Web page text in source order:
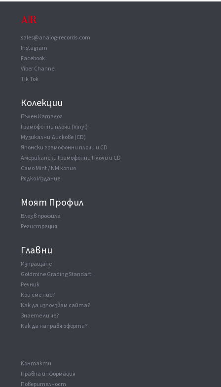
sales@analog-records.com
Instagram
Facebook
Viber Channel
Tik Tok
Колекции
Пълен Каталог
Грамофонни плочи (Vinyl)
Музикални Дискове (CD)
Японски грамофонни плочи и CD
Американски Грамофонни Плочи и CD
Само Mint / NM копия
Рядко Издание
Моят Профил
Влез в профила
Регистрация
Главни
Изпращане
Goldmine Grading Standart
Речник
Кои сме ние?
Как да използвам сайта?
Знаете ли че?
Как да направя оферта?
Kонтакти
Правна информация
Поверителност